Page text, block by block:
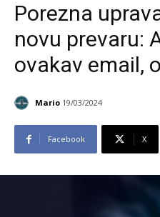
Porezna
novu prevaru:
ovakav email,
Mario 19/03/2024
Facebook X